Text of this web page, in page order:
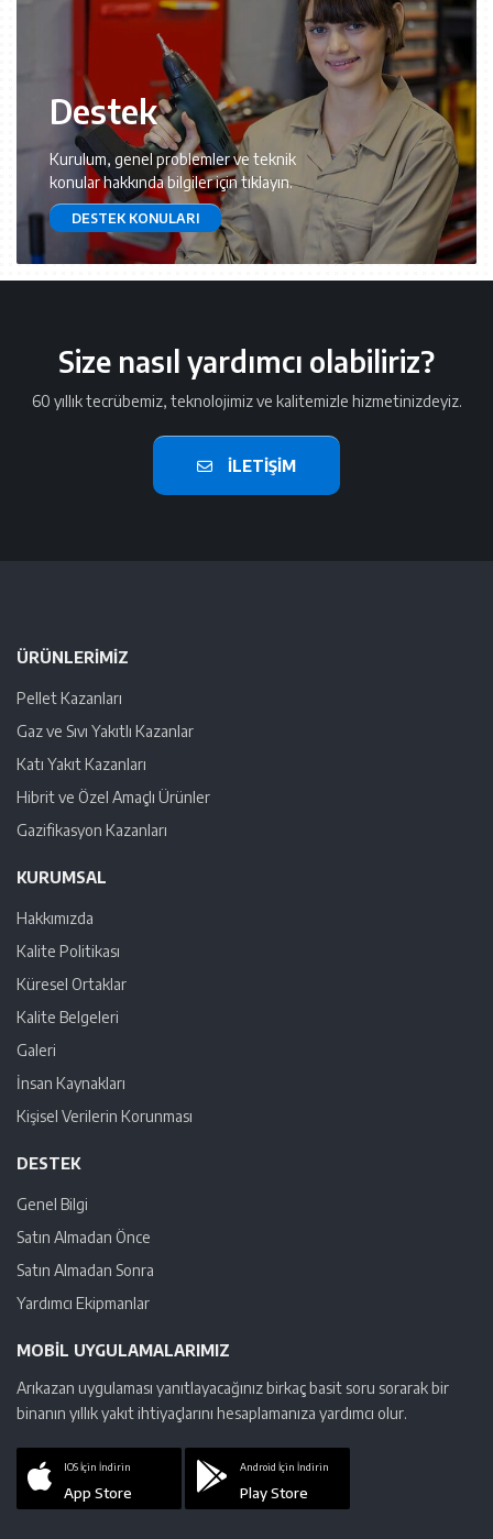
Destek
Kurulum, genel problemler ve teknik
konular hakkında bilgiler için tıklayın.
DESTEK KONULARI
Size nasıl yardımcı olabiliriz?
60 yıllık tecrübemiz, teknolojimiz ve kalitemizle hizmetinizdeyiz.
İLETIŞIM
ÜRÜNLERIMIZ
Pellet Kazanları
Gaz ve Sıvı Yakıtlı Kazanlar
Katı Yakıt Kazanları
Hibrit ve Özel Amaçlı Ürünler
Gazifikasyon Kazanları
KURUMSAL
Hakkımızda
Kalite Politikası
Küresel Ortaklar
Kalite Belgeleri
Galeri
İnsan Kaynakları
Kişisel Verilerin Korunması
DESTEK
Genel Bilgi
Satın Almadan Önce
Satın Almadan Sonra
Yardımcı Ekipmanlar
MOBIL UYGULAMALARIMIZ
Arıkazan uygulaması yanıtlayacağınız birkaç basit soru sorarak bir
binanın yıllık yakıt ihtiyaçlarını hesaplamanıza yardımcı olur.
IOS İçin İndirin
App Store
Android İçin İndirin
Play Store